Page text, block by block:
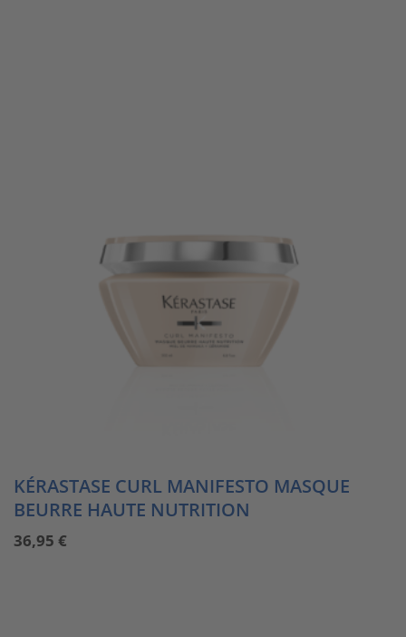
KÉRASTASE CURL MANIFESTO MASQUE
BEURRE HAUTE NUTRITION
36,95 €